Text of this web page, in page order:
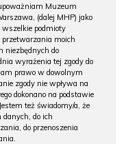
Muzeum
(dalej MHP) jako
podmioty
przetwarzania moich
niezbędnych do
wyrażenia tej zgody do
prawo w dowolnym
zgody nie wpływa na
dokonano na podstawie
też świadomy/a, że
danych, do ich
do przenoszenia